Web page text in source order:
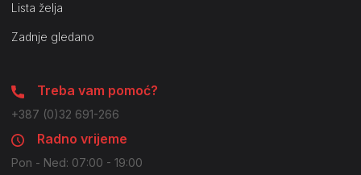
Lista želja
Zadnje gledano
Treba vam pomoć?
+387 (0)32 691-266
Radno vrijeme
Pon - Ned: 07:00 - 19:00